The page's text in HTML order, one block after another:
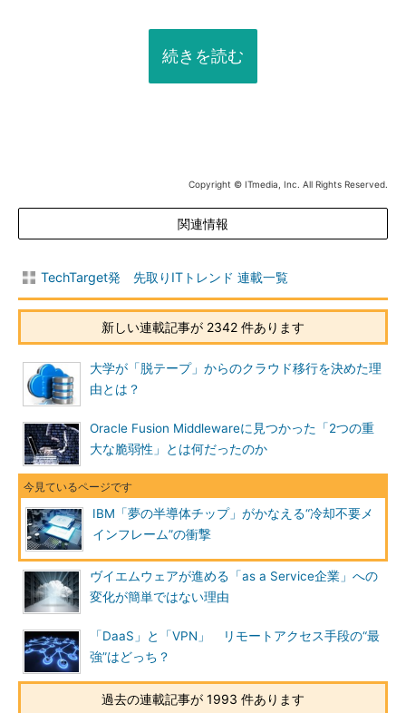
続きを読む
Copyright © ITmedia, Inc. All Rights Reserved.
関連情報
TechTarget発 先取りITトレンド 連載一覧
新しい連載記事が 2342 件あります
大学が「脱テープ」からのクラウド移行を決めた理
由とは？
Oracle Fusion Middlewareに見つかった「2つの重
大な脆弱性」とは何だったのか
IBM「夢の半導体チップ」がかなえる“冷却不要メ
インフレーム”の衝撃
ヴイエムウェアが進める「as a Service企業」への
変化が簡単ではない理由
「DaaS」と「VPN」 リモートアクセス手段の“最
強”はどっち？
過去の連載記事が 1993 件あります